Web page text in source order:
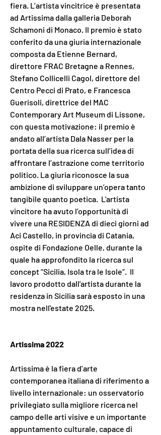
fiera. L’artista vincitrice è presentata
ad Artissima dalla galleria Deborah
Schamoni di Monaco. Il premio è stato
conferito da una giuria internazionale
composta da Etienne Bernard,
direttore FRAC Bretagne a Rennes,
Stefano Collicelli Cagol, direttore del
Centro Pecci di Prato, e Francesca
Guerisoli, direttrice del MAC
Contemporary Art Museum di Lissone,
con questa motivazione: il premio è
andato all’artista Dala Nasser per la
portata della sua ricerca sull’idea di
affrontare l’astrazione come territorio
politico. La giuria riconosce la sua
ambizione di sviluppare un’opera tanto
tangibile quanto poetica.  L'artista
vincitore ha avuto l’opportunità di
vivere una RESIDENZA di dieci giorni ad
Aci Castello, in provincia di Catania,
ospite di Fondazione Oelle, durante la
quale ha approfondito la ricerca sul
concept “Sicilia, Isola tra le Isole”.  Il
lavoro prodotto dall'artista durante la
residenza in Sicilia sarà esposto in una
mostra nell'estate 2025.
Artissima 2022
Artissima è la fiera d’arte
contemporanea italiana di riferimento a
livello internazionale: un osservatorio
privilegiato sulla migliore ricerca nel
campo delle arti visive e un importante
appuntamento culturale, capace di